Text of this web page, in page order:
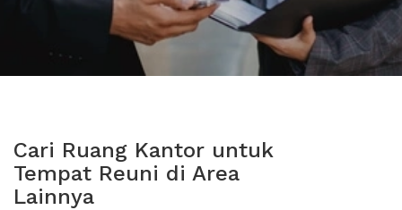
Cari Ruang Kantor untuk
Tempat Reuni di Area
Lainnya